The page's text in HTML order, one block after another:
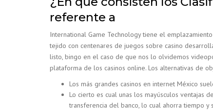
referente a
International Game Technology tiene el
tejido con centenares de juegos sobre casino
listo, bingo en el caso de que nos lo olvidemos
plataforma de los casinos online. Los alternativas de
Los más grandes casinos en internet México
Lo cierto es cual unas los mayúsculos ventajas
transferencia del banco, lo cual ahorra tiempo